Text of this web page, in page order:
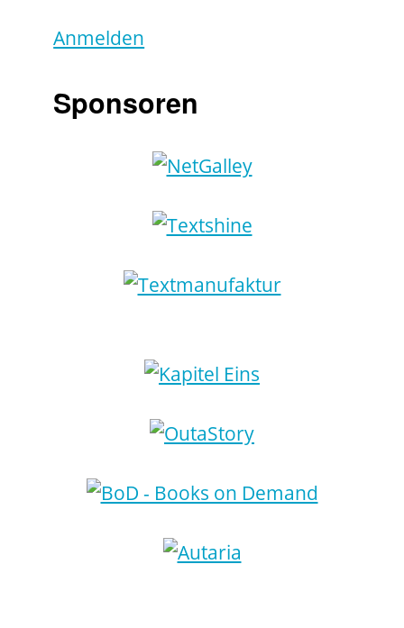
Anmelden
Sponsoren